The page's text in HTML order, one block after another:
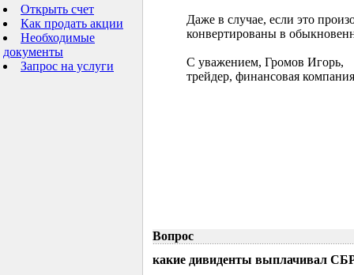
Открыть счет
Как продать акции
Необходимые
документы
Запрос на услуги
Даже в случае, если это
конвертированы в
С уважением, Громов Игорь,
трейдер, финансовая
Вопрос
какие дивиденты выплачивал